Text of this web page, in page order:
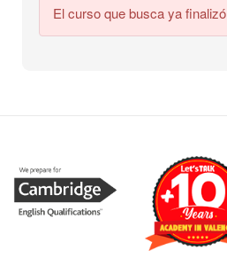
El curso que busca ya finalizó